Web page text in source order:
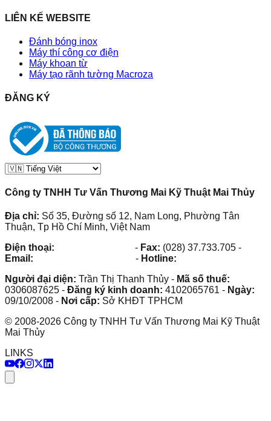
LIÊN KẾ WEBSITE
Đánh bóng inox
Máy thí công cơ điện
Máy khoan từ
Máy tạo rãnh tường Macroza
ĐĂNG KÝ
Công ty TNHH Tư Vấn Thương Mai Kỹ Thuật Mai Thủy
Địa chỉ: Số 35, Đường số 12, Nam Long, Phường Tân
Thuận, Tp Hồ Chí Minh, Việt Nam
Điện thoại:
- Fax: (028) 37.733.705 -
Email:
- Hotline:
Người đại diện: Trần Thị Thanh Thủy - Mã số thuế:
0306087625 - Đăng ký kinh doanh: 4102065761 - Ngày:
09/10/2008 - Nơi cấp: Sở KHĐT TPHCM
© 2008-2026 Công ty TNHH Tư Vấn Thương Mai Kỹ Thuật
Mai Thủy
LINKS